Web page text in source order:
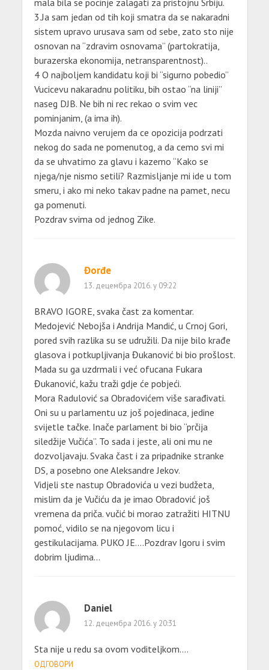
3.Ja sam jedan od tih koji smatra da se nakaradni
sistem upravo urusava sam od sebe, zato sto nije
osnovan na “zdravim osnovama” (partokratija,
burazerska ekonomija, netransparentnost)..
4 O najboljem kandidatu koji bi “sigurno pobedio”
Vucicevu nakaradnu politiku, bih ostao “na liniji”
naseg DJB. Ne bih ni rec rekao o svim vec
pominjanim, (a ima ih).
Mozda naivno verujem da ce opozicija podrzati
nekog do sada ne pomenutog, a da cemo svi mi
da se uhvatimo za glavu i kazemo “Kako se
njega/nje nismo setili? Razmisljanje mi ide u tom
smeru, i ako mi neko takav padne na pamet, necu
ga pomenuti.
Pozdrav svima od jednog Zike.
Đorđe
13. децембра 2016. у 09:22
BRAVO IGORE, svaka čast za komentar.
Medojević Nebojša i Andrija Mandić, u Crnoj Gori,
pored svih razlika su se udružili. Da nije bilo krađe
glasova i potkupljivanja Đukanović bi bio prošlost.
Mada su ga uzdrmali i već ofucana Fukara
Đukanović, kažu traži gdje će pobjeći.
Mora Radulović sa Obradovićem više sarađivati.
Oni su u parlamentu uz još pojedinaca, jedine
svijetle tačke. Inače parlament bi bio “prčija
siledžije Vučića”. To sada i jeste, ali oni mu ne
dozvoljavaju. Svaka čast i za pripadnike stranke
DS, a posebno one Aleksandre Jekov.
Vidjeli ste nastup Obradovića u vezi budžeta,
mislim da je Vučiću da je imao Obradović još
vremena da priča. vučić bi morao zatražiti HITNU
pomoć, vidilo se na njegovom licu i
gestikulacijama. PUKO JE….Pozdrav Igoru i svim
dobrim ljudima…
Daniel
12. децембра 2016. у 20:31
Sta nije u redu sa ovom voditeljkom….
ОДГОВОРИ